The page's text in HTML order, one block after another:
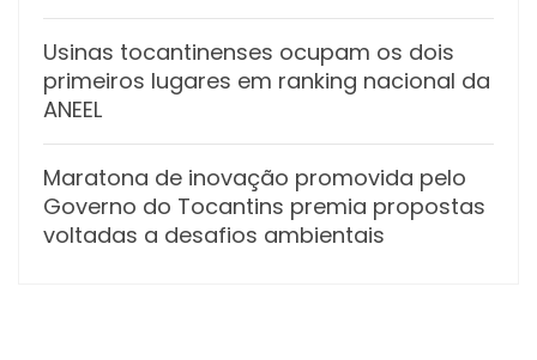
Usinas tocantinenses ocupam os dois
primeiros lugares em ranking nacional da
ANEEL
Maratona de inovação promovida pelo
Governo do Tocantins premia propostas
voltadas a desafios ambientais